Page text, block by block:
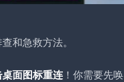
和急救方法。
面图标重连 ！你需要先唤